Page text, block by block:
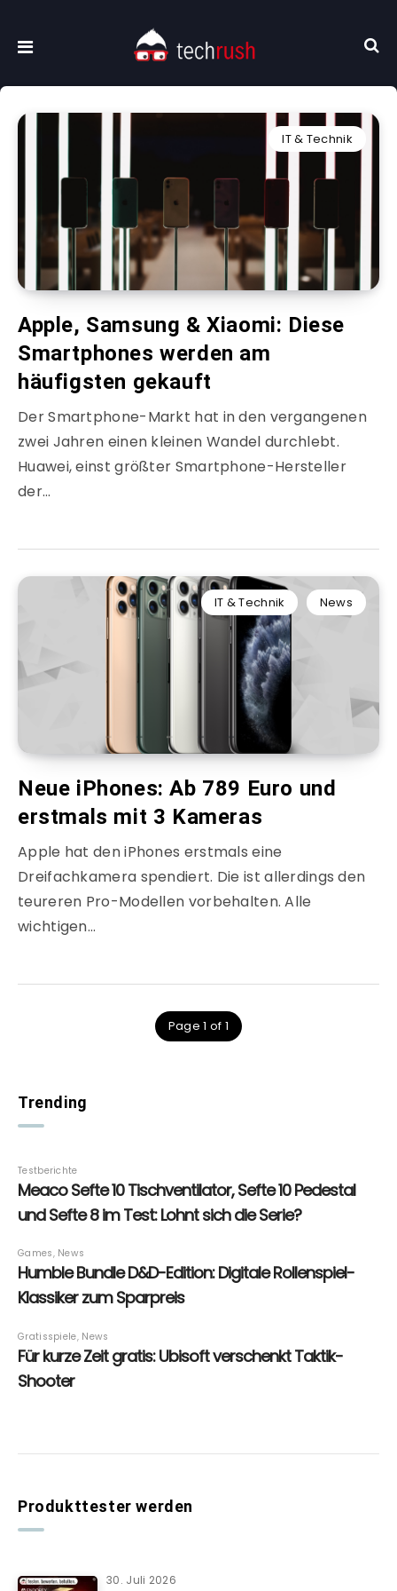
IT & Technik
Apple, Samsung & Xiaomi: Diese
Smartphones werden am
häufigsten gekauft
Der Smartphone-Markt hat in den vergangenen
zwei Jahren einen kleinen Wandel durchlebt.
Huawei, einst größter Smartphone-Hersteller
der…
IT & Technik News
Neue iPhones: Ab 789 Euro und
erstmals mit 3 Kameras
Apple hat den iPhones erstmals eine
Dreifachkamera spendiert. Die ist allerdings den
teureren Pro-Modellen vorbehalten. Alle
wichtigen…
Page 1 of 1
Trending
Produkttester werden
30. Juli 2026